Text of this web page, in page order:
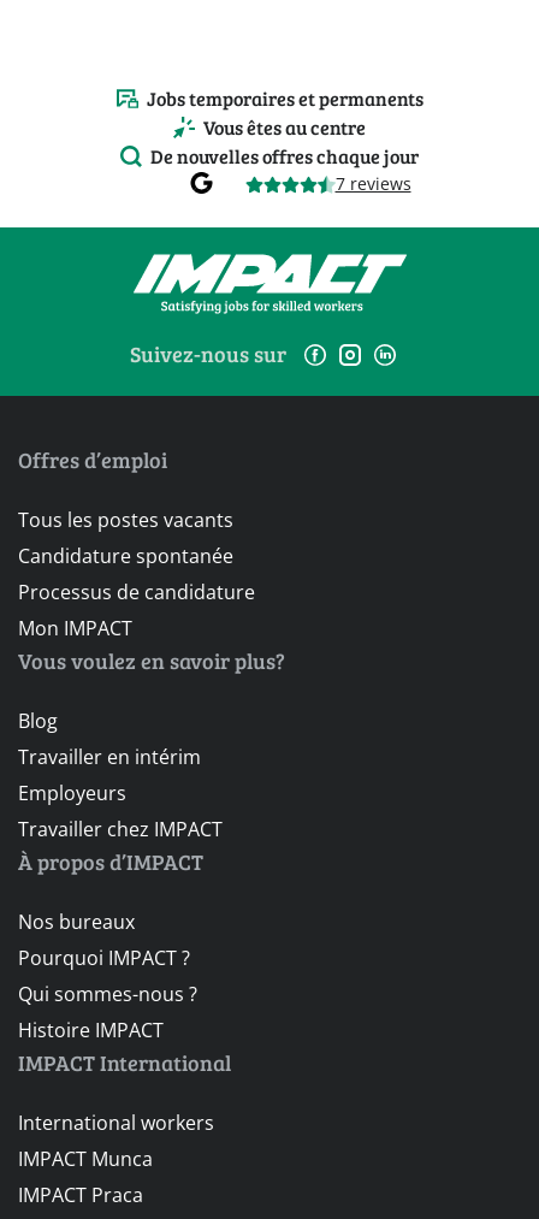
Jobs temporaires et permanents
Vous êtes au centre
De nouvelles offres chaque jour
7 reviews
Suivez-nous sur
Offres d’emploi
Tous les postes vacants
Candidature spontanée
Processus de candidature
Mon IMPACT
Vous voulez en savoir plus?
Blog
Travailler en intérim
Employeurs
Travailler chez IMPACT
À propos d’IMPACT
Nos bureaux
Pourquoi IMPACT ?
Qui sommes-nous ?
Histoire IMPACT
IMPACT International
International workers
IMPACT Munca
IMPACT Praca